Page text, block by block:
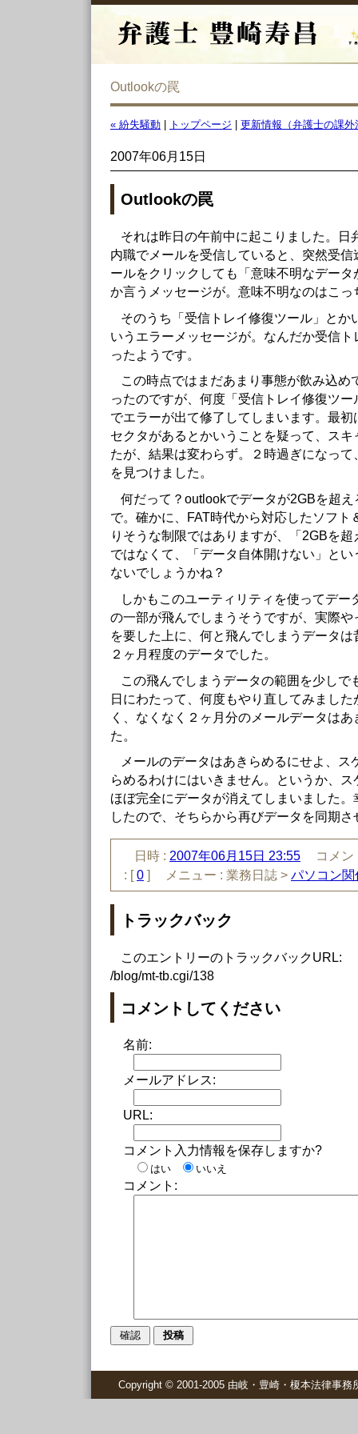
Outlookの罠
« 紛失騒動 トップページ 更新情報（弁護士の課外
2007年06月15日
Outlookの罠
それは昨日の午前中に起こりました。日
内職でメールを受信していると、突然受
ールをクリックしても「意味不明なデー
か言うメッセージが。意味不明なのはこっ
そのうち「受信トレイ修復ツール」とか
いうエラーメッセージが。なんだか受信
ったようです。
この時点ではまだあまり事態が飲み込め
ったのですが、何度「受信トレイ修復ツ
でエラーが出て修了してしまいます。最
セクタがあるとかいうことを疑って、ス
たが、結果は変わらず。２時過ぎになっ
を見つけました。
何だって？outlookでデータが2GBを超
で。確かに、FAT時代から対応したソフト
りそうな制限ではありますが、「2GBを
ではなくて、「データ自体開けない」と
ないでしょうかね？
しかもこのユーティリティを使ってデー
の一部が飛んでしまうそうですが、実際
を要した上に、何と飛んでしまうデータ
２ヶ月程度のデータでした。
この飛んでしまうデータの範囲を少しで
日にわたって、何度もやり直してみまし
く、なくなく２ヶ月分のメールデータは
た。
メールのデータはあきらめるにせよ、ス
らめるわけにはいきません。というか、
ほぼ完全にデータが消えてしまいました
したので、そちらから再びデータを同期
日時 : 2007年06月15日 23:55
コメ
: [0 ] メニュー : 業務日誌 > パソコン関
トラックバック
このエントリーのトラックバックURL:
/blog/mt-tb.cgi/138
コメントしてください
名前:
メールアドレス:
URL:
コメント入力情報を保存しますか?
はい いいえ
コメント:
Copyright © 2001-2005 由岐・豊崎・榎本法律事